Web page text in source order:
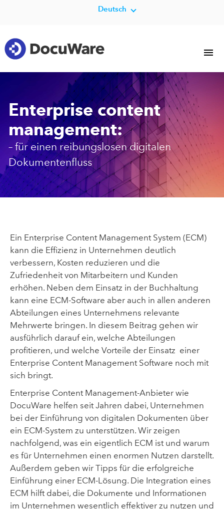
Deutsch
Enterprise content
management:
– für einen reibungslosen digitalen
Dokumentenfluss
Ein Enterprise Content Management System (ECM)
kann die Effizienz in Unternehmen deutlich
verbessern, Kosten reduzieren und die
Zufriedenheit von Mitarbeitern und Kunden
erhöhen. Neben dem Einsatz in der Buchhaltung
kann eine ECM-Software aber auch in allen anderen
Abteilungen eines Unternehmens relevante
Mehrwerte bringen. In diesem Beitrag gehen wir
ausführlich darauf ein, welche Abteilungen
profitieren, und welche Vorteile der Einsatz einer
Enterprise Content Management Software noch mit
sich bringt.
Enterprise Content Management-Anbieter wie
DocuWare helfen seit Jahren dabei, Unternehmen
bei der Einführung von digitalen Dokumenten über
ein ECM-System zu unterstützen. Wir zeigen
nachfolgend, was ein eigentlich ECM ist und warum
es für Unternehmen einen enormen Nutzen darstellt.
Außerdem geben wir Tipps für die erfolgreiche
Einführung einer ECM-Lösung. Die Integration eines
ECM hilft dabei, die Dokumente und Informationen
im Unternehmen wesentlich effektiver zu nutzen und